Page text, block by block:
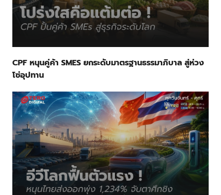
CPF หนุนคู่ค้า SMES ยกระดับมาตรฐานธรรมาภิบาล สู่ห่วง
โซ่อุปทาน